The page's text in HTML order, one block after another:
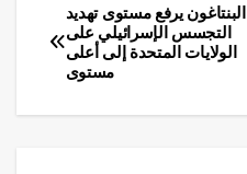
البنتاغون يرفع مستوى تهديد
التجسس الإسرائيلي على
الولايات المتحدة إلى أعلى
مستوى